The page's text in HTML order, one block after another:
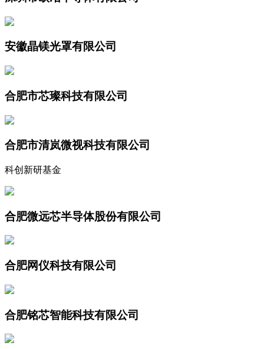
安徽晶镁光罩有限公司
合肥市芯璨科技有限公司
合肥市清岚微视科技有限公司
科创新研基金
合肥微远芯半导体股份有限公司
合肥网仪科技有限公司
合肥铭芯智能科技有限公司